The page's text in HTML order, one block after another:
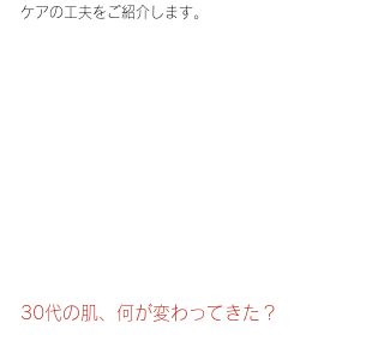
ケアの工夫をご紹介します。
30代の肌、何が変わってきた？